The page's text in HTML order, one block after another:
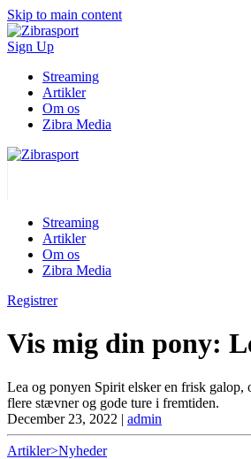
Skip to main content
Sign Up
Streaming
Artikler
Om os
Zibra Media
Streaming
Artikler
Om os
Zibra Media
Registrer
Vis mig din pony:
Lea og ponyen Spirit elsker en frisk galop,
flere stævner og gode ture i fremtiden.
December 23, 2022 | admin
Artikler>Nyheder